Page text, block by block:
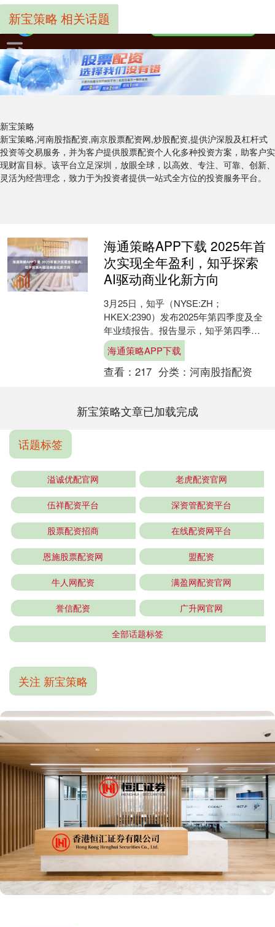
新宝策略
新宝策略,河南股指配资,南京股票配资网,炒股配资,提供沪深股及杠杆式
投资等交易服务，并为客户提供股票配资个人化多种投资方案，助客户实
现财富目标。该平台立足深圳，放眼全球，以高效、专注、可靠、创新、
灵活为经营理念，致力于为投资者提供一站式全方位的投资服务平台。
新宝策略 相关话题
海通策略APP下载 2025年首
次实现全年盈利，知乎探索
AI驱动商业化新方向
3月25日，知乎（NYSE:ZH；
HKEX:2390）发布2025年第四季度及全
年业绩报告。报告显示，知乎第四季度
营收6.44亿元，2025年全年营收27.5
亿....
海通策略APP下载
查看： 217 分类： 河南股指配资
新宝策略文章已加载完成
话题标签
溢诚优配官网 老虎配资官网
伍祥配资平台 深资管配资平台
股票配资招商 在线配资网平台
恩施股票配资网 盟配资
牛人网配资 满盈网配资官网
誉信配资 广升网官网
全部话题标签
关注 新宝策略